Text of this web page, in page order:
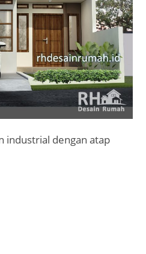
industrial dengan atap